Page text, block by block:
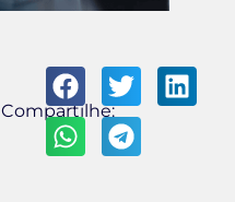
Compartilhe: